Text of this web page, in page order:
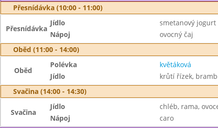
Přesnídávka (10:00 - 11:00)
Přesnídávka
Jídlo
smetanový
Nápoj
ovocný čaj
Oběd (11:00 - 14:00)
Oběd
Polévka
květáková
Jídlo
krůtí řízek,
Svačina (14:00 - 14:30)
Svačina
Jídlo
chléb, rama,
Nápoj
caro